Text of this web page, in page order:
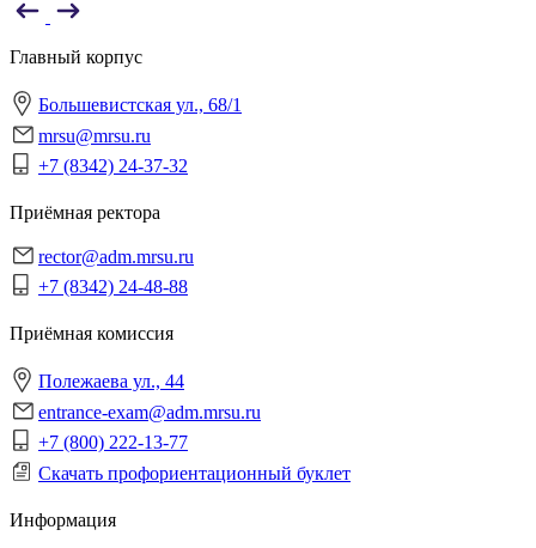
Главный корпус
Большевистская ул., 68/1
mrsu@mrsu.ru
+7 (8342) 24-37-32
Приёмная ректора
rector@adm.mrsu.ru
+7 (8342) 24-48-88
Приёмная комиссия
Полежаева ул., 44
entrance-exam@adm.mrsu.ru
+7 (800) 222-13-77
Скачать профориентационный буклет
Информация